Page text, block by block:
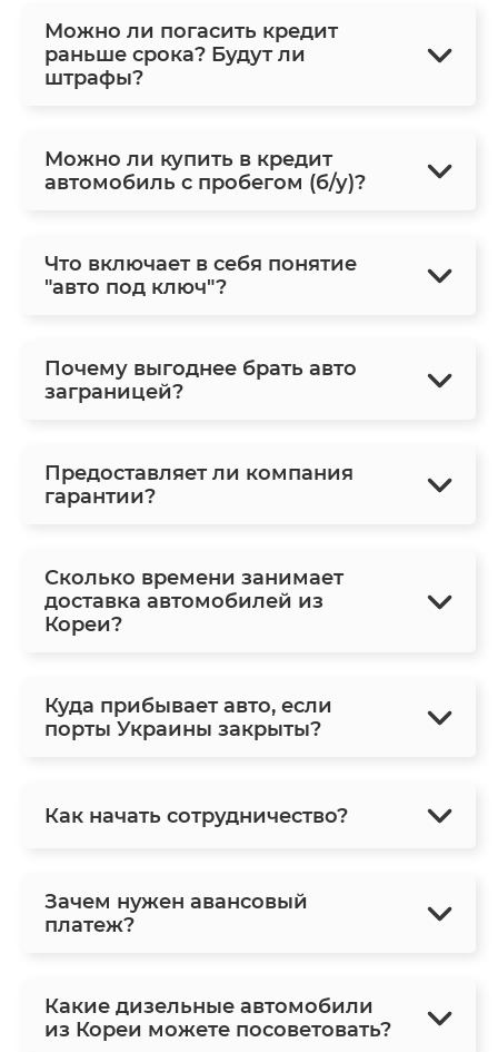
Можно ли погасить кредит
раньше срока? Будут ли
штрафы?
Можно ли купить в кредит
автомобиль с пробегом (б/у)?
Что включает в себя понятие
"авто под ключ"?
Почему выгоднее брать авто
заграницей?
Предоставляет ли компания
гарантии?
Сколько времени занимает
доставка автомобилей из
Кореи?
Куда прибывает авто, если
порты Украины закрыты?
Как начать сотрудничество?
Зачем нужен авансовый
платеж?
Какие дизельные автомобили
из Кореи можете посоветовать?